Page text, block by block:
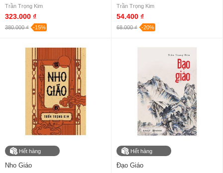
Trần Trọng Kim
323.000 ₫
380.000 ₫ -15%
Trần Trọng Kim
54.400 ₫
68.000 ₫ -20%
Hết hàng
Nho Giáo
Hết hàng
Đạo Giáo